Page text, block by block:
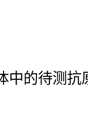
中的待测